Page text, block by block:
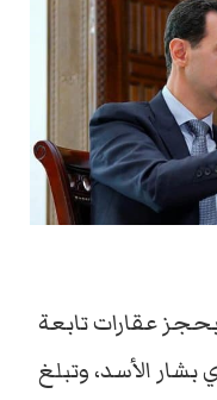
عقارات تابعة
الأسد، وتبلغ